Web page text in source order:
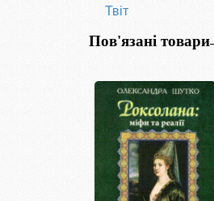
Твіт
Пов'язані товари